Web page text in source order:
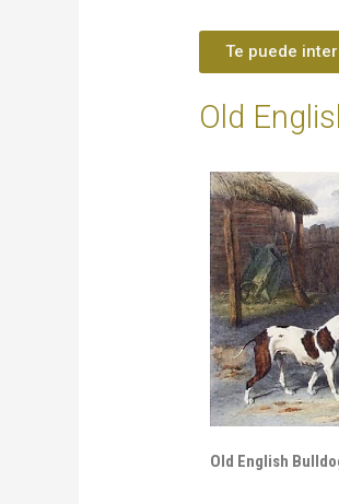
Te puede
Old
Old English